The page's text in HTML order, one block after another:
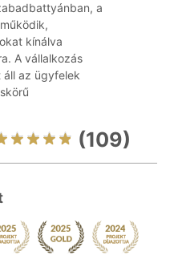
a
kínálva
A vállalkozás
áll az ügyfelek
(109)